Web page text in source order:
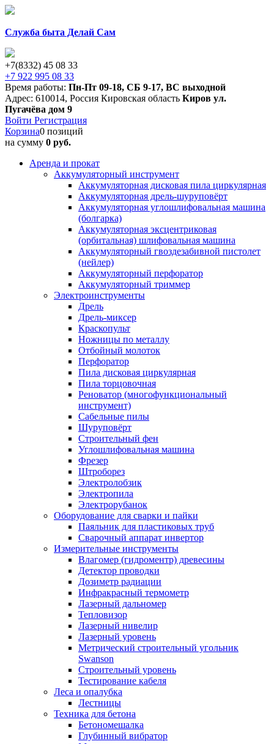
Служба быта Делай Сам
+7(8332) 45 08 33
+7 922 995 08 33
Время работы: Пн-Пт 09-18, СБ 9-17, ВС выходной
Адрес: 610014, Россия Кировская область Киров ул.
Пугачёва дом 9
Войти Регистрация
Корзина0 позиций
на сумму 0 руб.
Аренда и прокат
Аккумуляторный инструмент
Аккумуляторная дисковая пила циркулярная
Аккумуляторная дрель-шуруповёрт
Аккумуляторная углошлифовальная машина
(болгарка)
Аккумуляторная эксцентриковая
(орбитальная) шлифовальная машина
Аккумуляторный гвоздезабивной пистолет
(нейлер)
Аккумуляторный перфоратор
Аккумуляторный триммер
Электроинструменты
Дрель
Дрель-миксер
Краскопульт
Ножницы по металлу
Отбойный молоток
Перфоратор
Пила дисковая циркулярная
Пила торцовочная
Реноватор (многофункциональный
инструмент)
Сабельные пилы
Шуруповёрт
Строительный фен
Углошлифовальная машина
Фрезер
Штроборез
Электролобзик
Электропила
Электрорубанок
Оборудование для сварки и пайки
Паяльник для пластиковых труб
Сварочный аппарат инвертор
Измерительные инструменты
Влагомер (гидроментр) древесины
Детектор проводки
Дозиметр радиации
Инфракрасный термометр
Лазерный дальномер
Тепловизор
Лазерный нивелир
Лазерный уровень
Метрический строительный угольник
Swanson
Строительный уровень
Тестирование кабеля
Леса и опалубка
Лестницы
Техника для бетона
Бетономешалка
Глубинный вибратор